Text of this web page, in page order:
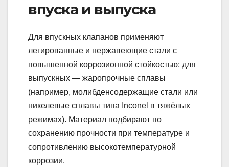
впуска и выпуска
Для впускных клапанов применяют
легированные и нержавеющие стали с
повышенной коррозионной стойкостью; для
выпускных — жаропрочные сплавы
(например, молибденсодержащие стали или
никелевые сплавы типа Inconel в тяжёлых
режимах). Материал подбирают по
сохранению прочности при температуре и
сопротивлению высокотемпературной
коррозии.